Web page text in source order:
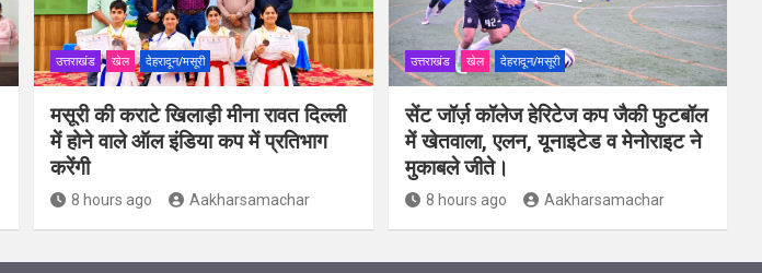
उत्तराखंड खेल देहरादून/मसूरी
मसूरी की कराटे खिलाड़ी मीना रावत दिल्ली
में होने वाले ऑल इंडिया कप में प्रतिभाग
करेंगी
8 hours ago Aakharsamachar
उत्तराखंड खेल देहरादून/मसूरी
सेंट जॉर्ज़ कॉलेज हेरिटेज कप जैकी फुटबॉल
में खेतवाला, एलन, यूनाइटेड व मेनोराइट ने
मुकाबले जीते।
8 hours ago Aakharsamachar